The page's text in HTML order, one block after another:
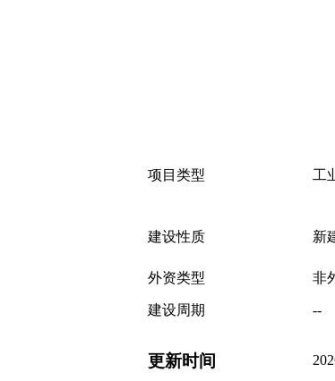
项目类型 工
建设性质 新
外资类型 非
建设周期
--
更新时间